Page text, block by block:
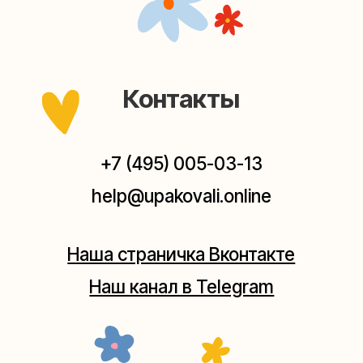
Мастерские упаковки подарков работают без
выходных, с 10 до 20 часов. Пишите, звоните,
заходите — всегда рады помочь!
Москва, ул.Плющиха, дом 42
Москва, ул.Таганская, дом 25-27
(как пройти)
Мастерская на Плющихе
+7 (980) 495-03-13